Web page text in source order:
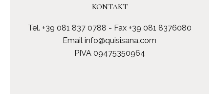
KONTAKT
Tel. +39 081 837 0788 - Fax +39 081 8376080
Email info@quisisana.com
PIVA 09475350964